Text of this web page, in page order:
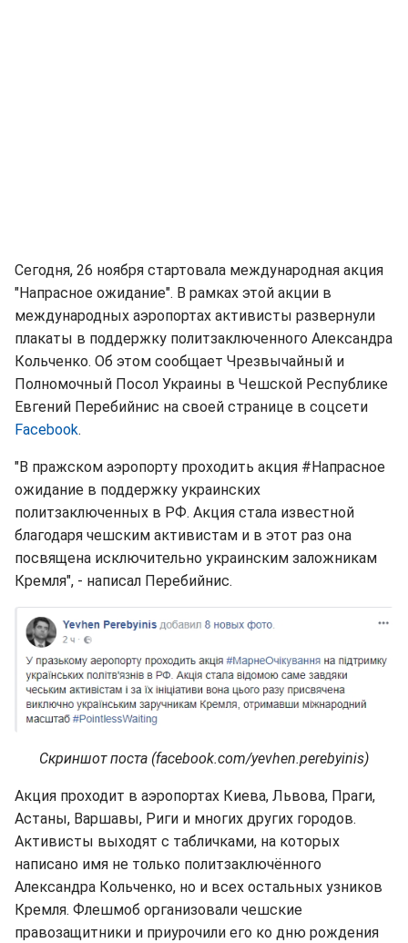
Сегодня, 26 ноября стартовала международная акция
"Напрасное ожидание". В рамках этой акции в
международных аэропортах активисты развернули
плакаты в поддержку политзаключенного Александра
Кольченко. Об этом сообщает Чрезвычайный и
Полномочный Посол Украины в Чешской Республике
Евгений Перебийнис на своей странице в соцсети
Facebook.
"В пражском аэропорту проходить акция #Напрасное
ожидание в поддержку украинских
политзаключенных в РФ. Акция стала известной
благодаря чешским активистам и в этот раз она
посвящена исключительно украинским заложникам
Кремля", - написал Перебийнис.
Скриншот поста (facebook.com/yevhen.perebyinis)
Акция проходит в аэропортах Киева, Львова, Праги,
Астаны, Варшавы, Риги и многих других городов.
Активисты выходят с табличками, на которых
написано имя не только политзаключённого
Александра Кольченко, но и всех остальных узников
Кремля. Флешмоб организовали чешские
правозащитники и приурочили его ко дню рождения